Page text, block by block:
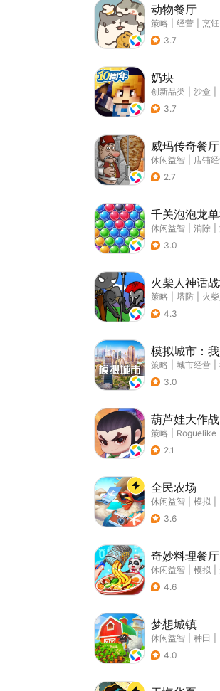
动物餐厅
策略 经营 烹饪
3.7
奶块
创新品类 沙盒
3.7
威玛传奇餐厅
休闲益智 店铺
2.7
千关泡泡龙
休闲益智 消除
3.0
火柴人神话
策略 塔防 火
4.3
模拟城市：
策略 城市经营
3.0
葫芦娃大作战
策略 Roguelike
2.1
全民农场
休闲益智 模拟
3.6
奇妙料理餐厅
休闲益智 模拟
4.6
梦想城镇
休闲益智 种田
4.0